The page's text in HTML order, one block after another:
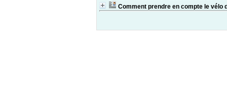
Comment prendre en compte le vélo